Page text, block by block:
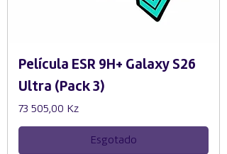
Película ESR 9H+ Galaxy S26
Ultra (Pack 3)
Preço
73 505,00 Kz
Esgotado